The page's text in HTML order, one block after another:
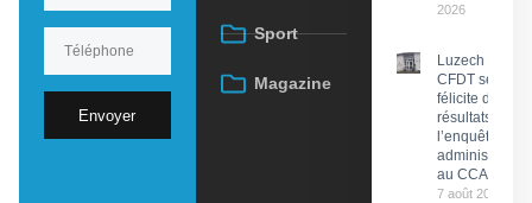
Envoyer
Sport
Magazine
2026
Luzech : La
CFDT se
félicite des
résultats de
l’enquête
administrative
au CCAS
7 août 2026